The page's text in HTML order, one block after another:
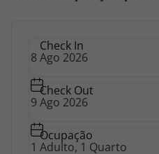
Check In
Check Out
Ocupação